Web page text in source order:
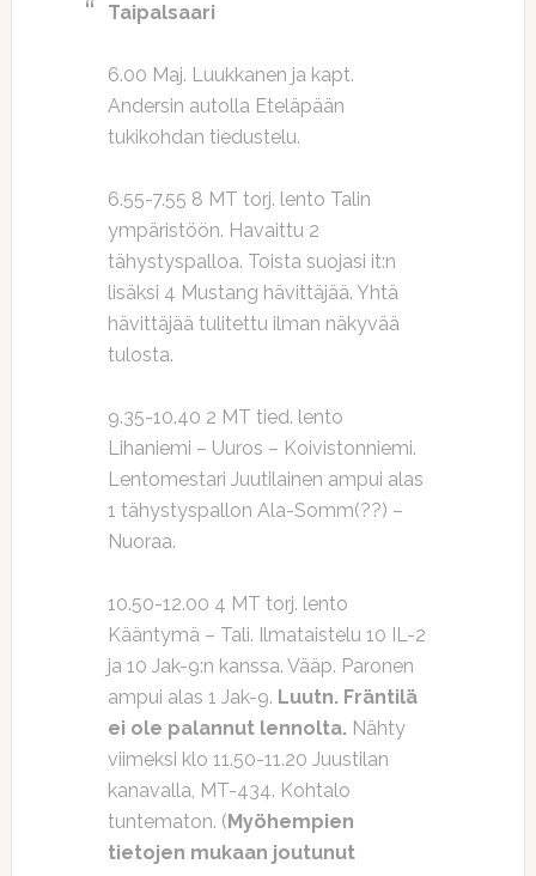
Taipalsaari
6.00 Maj. Luukkanen ja kapt.
Andersin autolla Eteläpään
tukikohdan tiedustelu.
6.55-7.55 8 MT torj. lento Talin
ympäristöön. Havaittu 2
tähystyspalloa. Toista suojasi it:n
lisäksi 4 Mustang hävittäjää. Yhtä
hävittäjää tulitettu ilman näkyvää
tulosta.
9.35-10.40 2 MT tied. lento
Lihaniemi – Uuros – Koivistonniemi.
Lentomestari Juutilainen ampui alas
1 tähystyspallon Ala-Somm(??) –
Nuoraa.
10.50-12.00 4 MT torj. lento
Kääntymä – Tali. Ilmataistelu 10 IL-2
ja 10 Jak-9:n kanssa. Vääp. Paronen
ampui alas 1 Jak-9. Luutn. Fräntilä
ei ole palannut lennolta. Nähty
viimeksi klo 11.50-11.20 Juustilan
kanavalla, MT-434. Kohtalo
tuntematon. (Myöhempien
tietojen mukaan joutunut